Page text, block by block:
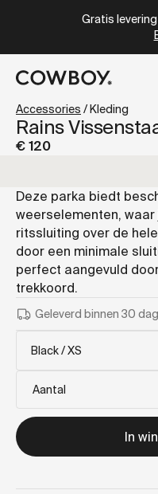
Gratis
Rains
€ 120
Deze parka biedt
weerselementen,
ritssluiting over de
door een minimale
perfect aangevuld
trekkoord.
Geleverd binnen 30
Aantal
In
Accessories /Kleding